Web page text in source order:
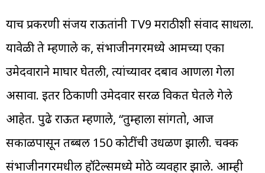
याच प्रकरणी संजय राऊतांनी TV9 मराठीशी संवाद साधला.
यावेळी ते म्हणाले की, संभाजीनगरमध्ये आमच्या एका
उमेदवाराने माघार घेतली, त्यांच्यावर दबाव आणला गेला
असावा. इतर ठिकाणी उमेदवार सरळ विकत घेतले गेले
आहेत. पुढे राऊत म्हणाले, “तुम्हाला सांगतो, आज
सकाळपासून तब्बल 150 कोटींची उधळण झाली. चक्क
संभाजीनगरमधील हॉटेल्समध्ये मोठे व्यवहार झाले. आम्ही